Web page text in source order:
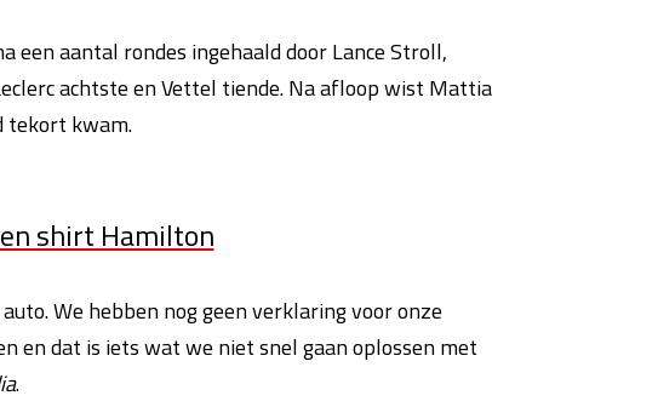
een aantal rondes ingehaald door Lance Stroll,
achtste en Vettel tiende. Na afloop wist Mattia
tekort kwam.
shirt Hamilton
We hebben nog geen verklaring voor onze
en dat is iets wat we niet snel gaan oplossen met
.